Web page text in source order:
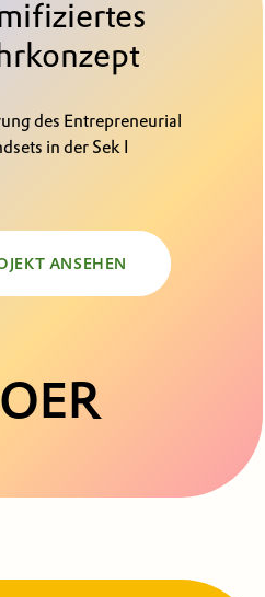
des Entrepreneurial
in der Sek I
ANSEHEN
OER